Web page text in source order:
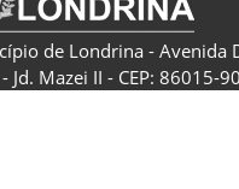
de Londrina - Avenida
Jd. Mazei II - CEP: 86015-